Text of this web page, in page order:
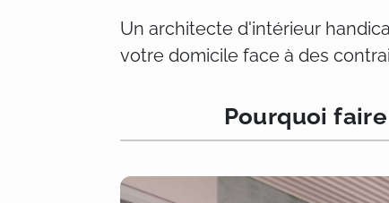
Un architecte d'intérieur
votre domicile face à des
Pourquoi